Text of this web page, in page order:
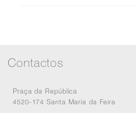
Contactos
Praça da República
4520-174 Santa Maria da Feira